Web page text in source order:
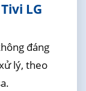
LG
đáng
lý, theo